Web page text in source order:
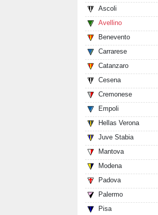
Ascoli
Avellino
Benevento
Carrarese
Catanzaro
Cesena
Cremonese
Empoli
Hellas Verona
Juve Stabia
Mantova
Modena
Padova
Palermo
Pisa